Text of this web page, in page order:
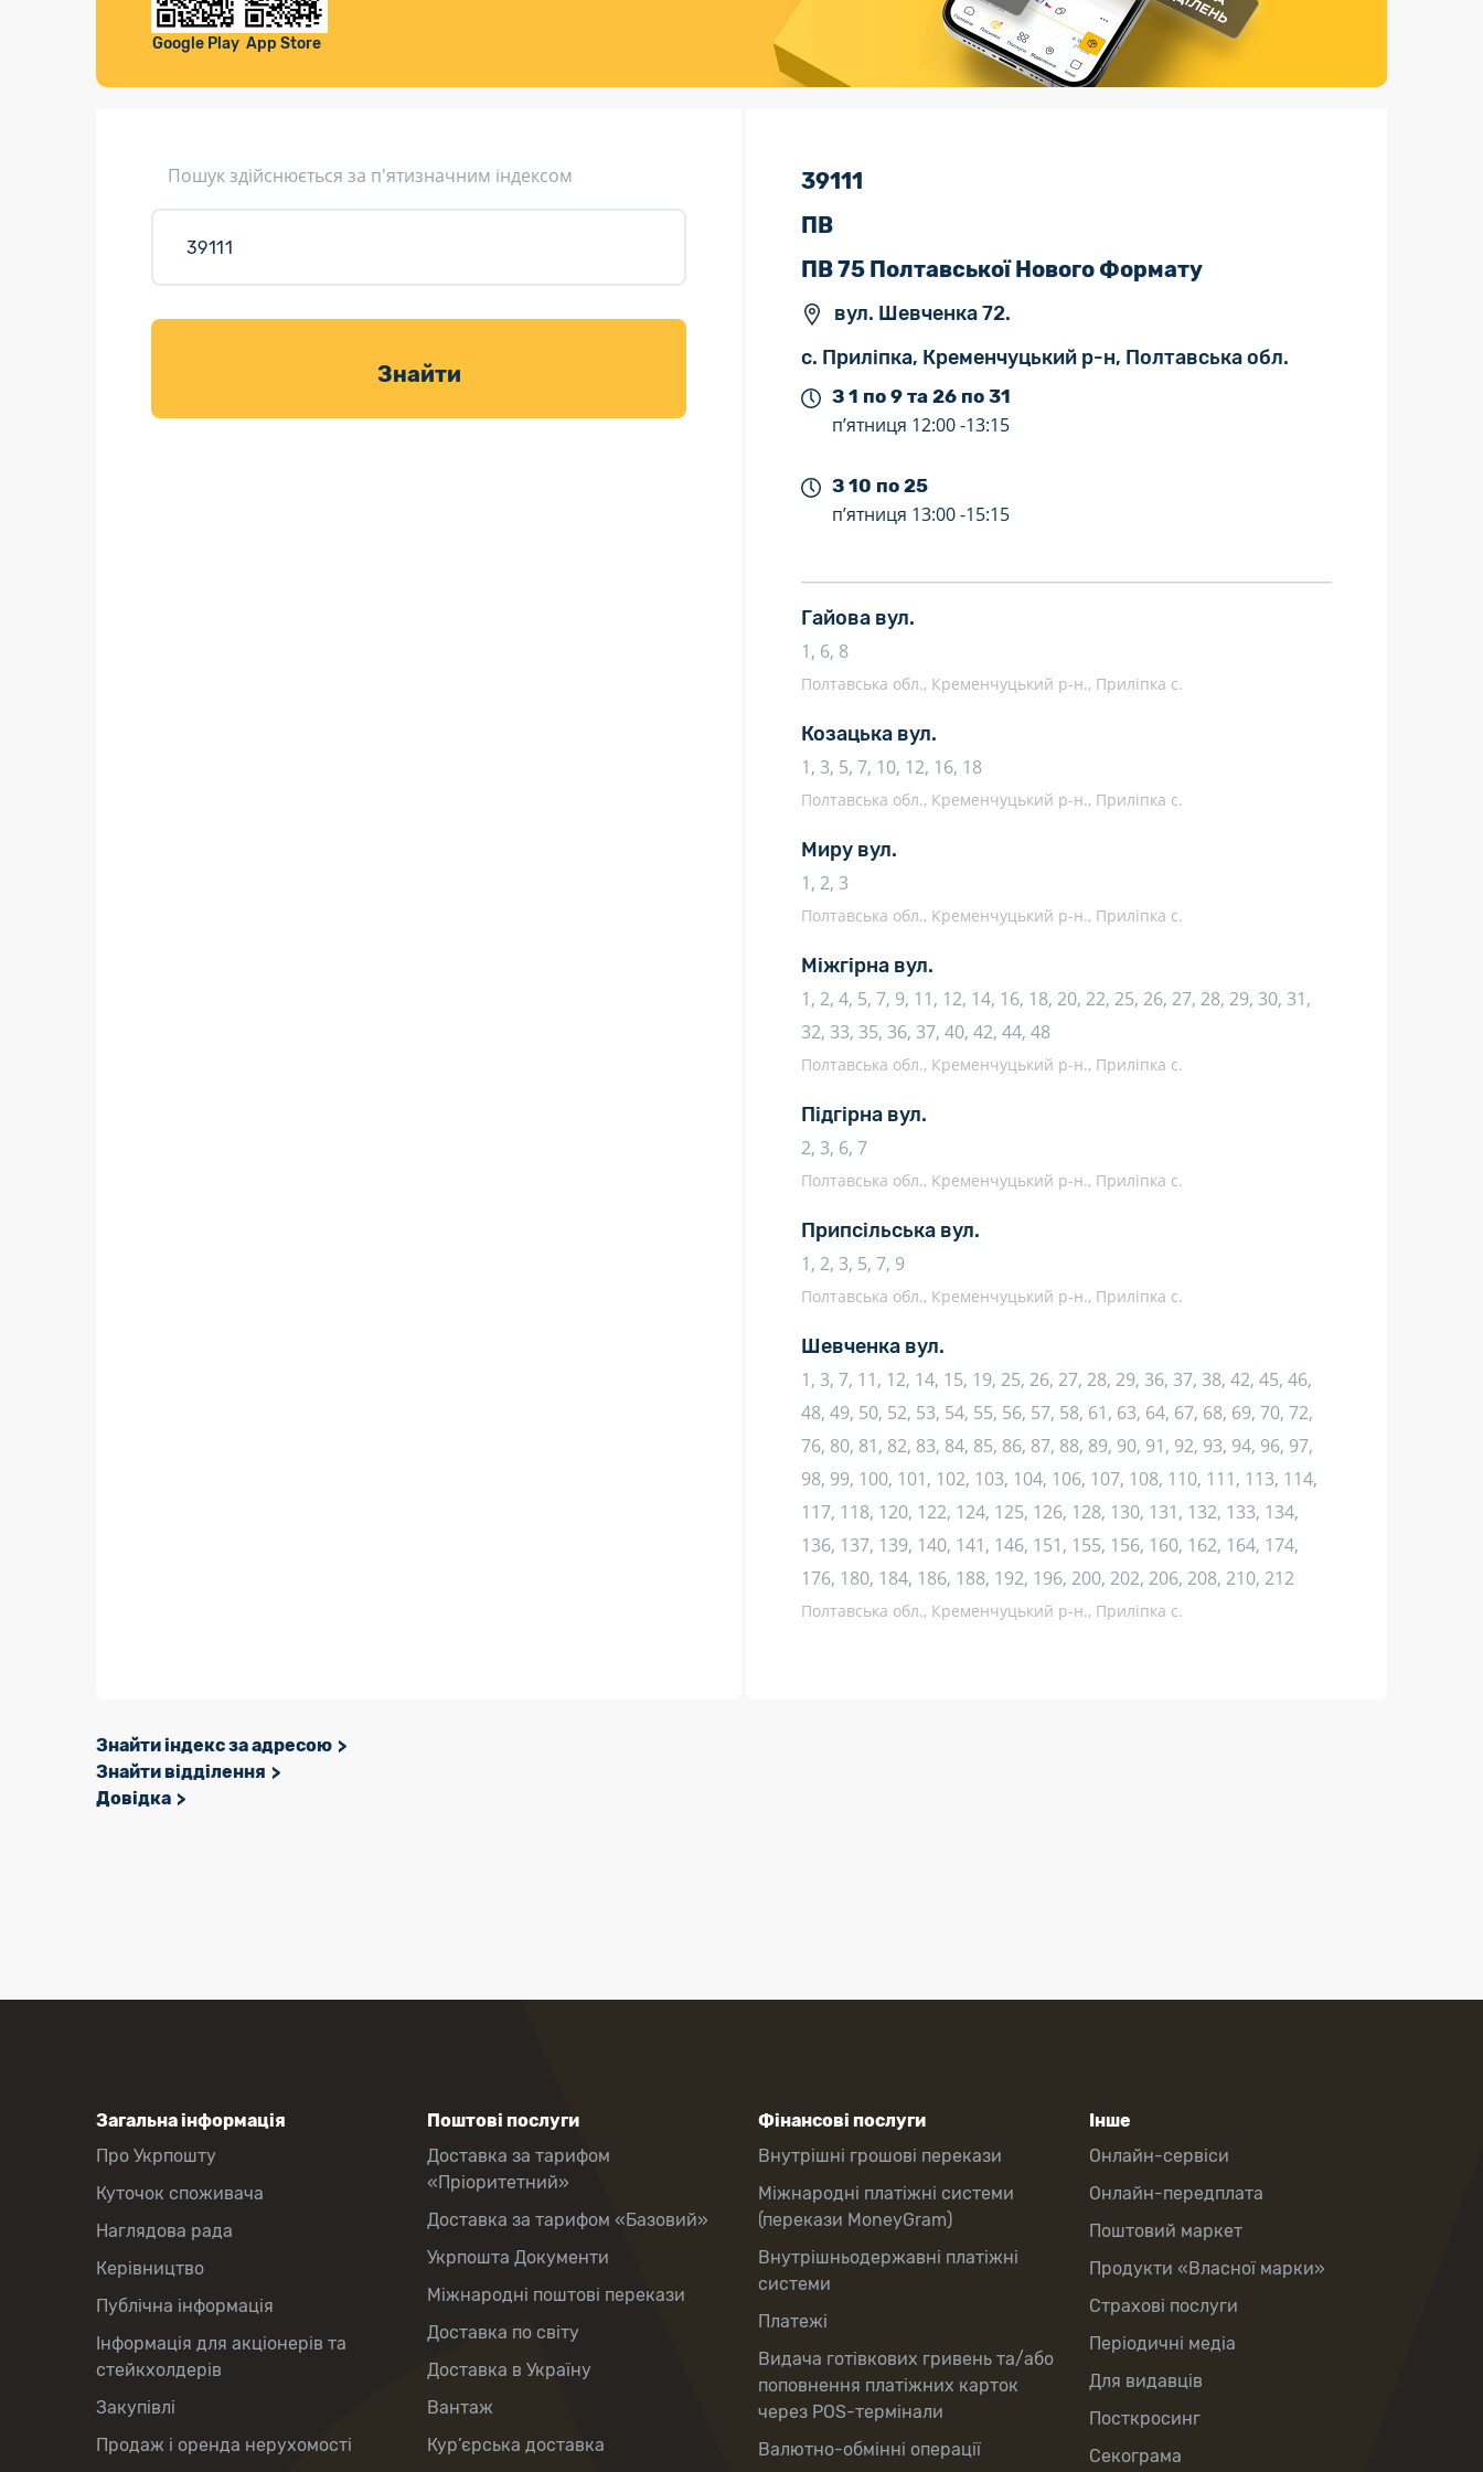
Листи та листівки
Доставка товарів для саду
Валютно-обмінні операції
Страхові послуги
Каталог «Укрпошта Маркет»
Google Play App Store
Пошук здійснюється за п'ятизначним індексом
Знайти
39111
ПВ
ПВ 75 Полтавської Нового Формату
вул. Шевченка 72.
с. Приліпка, Кременчуцький р-н, Полтавська обл.
З 1 по 9 та 26 по 31
п’ятниця 12:00 -13:15
З 10 по 25
п’ятниця 13:00 -15:15
Гайова вул.
1, 6, 8
Полтавська обл., Кременчуцький р-н., Приліпка с.
Козацька вул.
1, 3, 5, 7, 10, 12, 16, 18
Полтавська обл., Кременчуцький р-н., Приліпка с.
Миру вул.
1, 2, 3
Полтавська обл., Кременчуцький р-н., Приліпка с.
Міжгірна вул.
1, 2, 4, 5, 7, 9, 11, 12, 14, 16, 18, 20, 22, 25, 26, 27, 28, 29, 30, 31,
32, 33, 35, 36, 37, 40, 42, 44, 48
Полтавська обл., Кременчуцький р-н., Приліпка с.
Підгірна вул.
2, 3, 6, 7
Полтавська обл., Кременчуцький р-н., Приліпка с.
Припсільська вул.
1, 2, 3, 5, 7, 9
Полтавська обл., Кременчуцький р-н., Приліпка с.
Шевченка вул.
1, 3, 7, 11, 12, 14, 15, 19, 25, 26, 27, 28, 29, 36, 37, 38, 42, 45, 46,
48, 49, 50, 52, 53, 54, 55, 56, 57, 58, 61, 63, 64, 67, 68, 69, 70, 72,
76, 80, 81, 82, 83, 84, 85, 86, 87, 88, 89, 90, 91, 92, 93, 94, 96, 97,
98, 99, 100, 101, 102, 103, 104, 106, 107, 108, 110, 111, 113, 114,
117, 118, 120, 122, 124, 125, 126, 128, 130, 131, 132, 133, 134,
136, 137, 139, 140, 141, 146, 151, 155, 156, 160, 162, 164, 174,
176, 180, 184, 186, 188, 192, 196, 200, 202, 206, 208, 210, 212
Полтавська обл., Кременчуцький р-н., Приліпка с.
Знайти індекс за адресою
Знайти відділення
Довідка
Загальна інформація
Про Укрпошту
Куточок споживача
Наглядова рада
Керівництво
Публічна інформація
Інформація для акціонерів та
стейкхолдерів
Закупівлі
Продаж і оренда нерухомості
Поштові послуги
Доставка за тарифом
«Пріоритетний»
Доставка за тарифом «Базовий»
Укрпошта Документи
Міжнародні поштові перекази
Доставка по світу
Доставка в Україну
Вантаж
Кур’єрська доставка
Фінансові послуги
Внутрішні грошові перекази
Міжнародні платіжні системи
(перекази MoneyGram)
Внутрішньодержавні платіжні
системи
Платежі
Видача готівкових гривень та/або
поповнення платіжних карток
через POS-термінали
Валютно-обмінні операції
Інше
Онлайн-сервіси
Онлайн-передплата
Поштовий маркет
Продукти «Власної марки»
Страхові послуги
Періодичні медіа
Для видавців
Посткросинг
Секограма